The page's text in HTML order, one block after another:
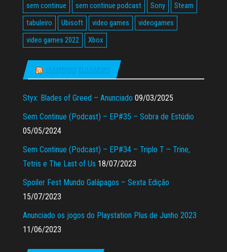
sem continue
sem continue podcast Sony
Steam
tabuleiro
Ubisoft video games
videogames
video games 2022
Xbox
AMIGOS GAMERS
Styx: Blades of Greed – Anunciado 09/03/2025
Sem Continue (Podcast) – EP#35 – Sobra de Estúdio
05/05/2024
Sem Continue (Podcast) – EP#34 – Triplo T – Trine,
Tetris e The Last of Us 18/07/2023
Spoiler Fest Mundo Galápagos – Sexta Edição
15/07/2023
Anunciado os jogos do Playstation Plus de Junho 2023
11/06/2023